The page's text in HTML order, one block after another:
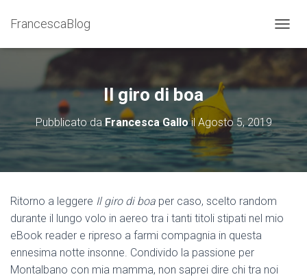
FrancescaBlog
Il giro di boa
Pubblicato daFrancesca GalloilAgosto 5, 2019
Ritorno a leggere Il giro di boa per caso, scelto random
durante il lungo volo in aereo tra i tanti titoli stipati nel mio
eBook reader e ripreso a farmi compagnia in questa
ennesima notte insonne. Condivido la passione per
Montalbano con mia mamma, non saprei dire chi tra noi